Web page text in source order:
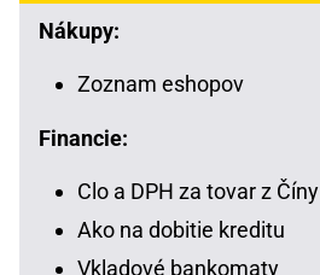
Nákupy:
Zoznam eshopov
Financie:
Clo a DPH za tovar z Číny
Ako na dobitie kreditu
Vkladové bankomaty